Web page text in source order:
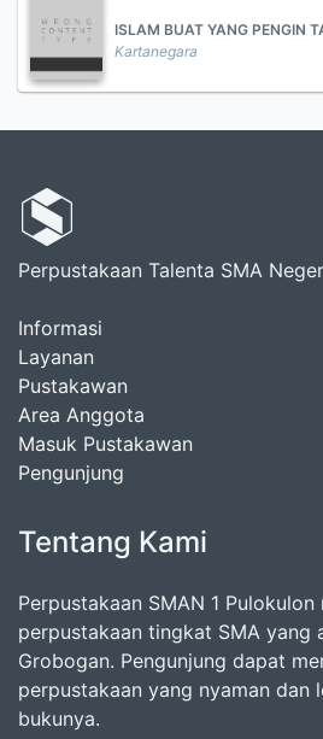
ISLAM BUAT YANG PENGIN
Kartanegara
Perpustakaan Talenta SMA
Informasi
Layanan
Pustakawan
Area Anggota
Masuk Pustakawan
Pengunjung
Tentang Kami
Perpustakaan SMAN 1
perpustakaan tingkat SMA yang
Grobogan. Pengunjung dapat
perpustakaan yang nyaman dan
bukunya.